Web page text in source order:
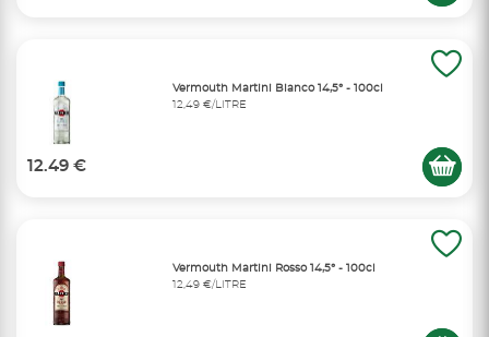
Vermouth Martini Bianco 14,5° - 100cl
12,49 €/LITRE
12.49 €
Vermouth Martini Rosso 14,5° - 100cl
12,49 €/LITRE